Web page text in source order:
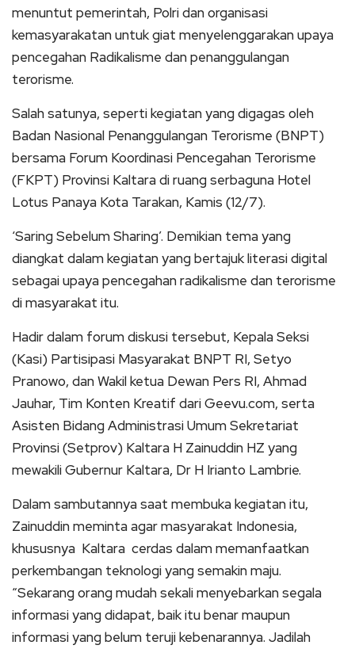
menuntut pemerintah, Polri dan organisasi
kemasyarakatan untuk giat menyelenggarakan upaya
pencegahan Radikalisme dan penanggulangan
terorisme.
Salah satunya, seperti kegiatan yang digagas oleh
Badan Nasional Penanggulangan Terorisme (BNPT)
bersama Forum Koordinasi Pencegahan Terorisme
(FKPT) Provinsi Kaltara di ruang serbaguna Hotel
Lotus Panaya Kota Tarakan, Kamis (12/7).
‘Saring Sebelum Sharing’. Demikian tema yang
diangkat dalam kegiatan yang bertajuk literasi digital
sebagai upaya pencegahan radikalisme dan terorisme
di masyarakat itu.
Hadir dalam forum diskusi tersebut, Kepala Seksi
(Kasi) Partisipasi Masyarakat BNPT RI, Setyo
Pranowo, dan Wakil ketua Dewan Pers RI, Ahmad
Jauhar, Tim Konten Kreatif dari Geevu.com, serta
Asisten Bidang Administrasi Umum Sekretariat
Provinsi (Setprov) Kaltara H Zainuddin HZ yang
mewakili Gubernur Kaltara, Dr H Irianto Lambrie.
Dalam sambutannya saat membuka kegiatan itu,
Zainuddin meminta agar masyarakat Indonesia,
khususnya Kaltara cerdas dalam memanfaatkan
perkembangan teknologi yang semakin maju.
“Sekarang orang mudah sekali menyebarkan segala
informasi yang didapat, baik itu benar maupun
informasi yang belum teruji kebenarannya. Jadilah